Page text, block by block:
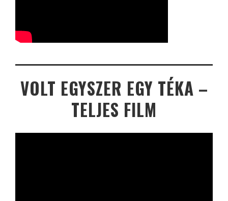
VOLT EGYSZER EGY TÉKA –
TELJES FILM